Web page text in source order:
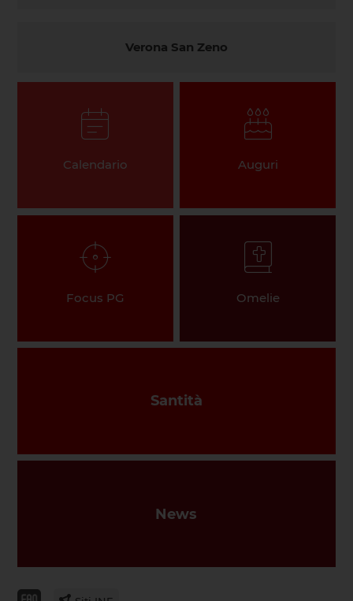
Verona San Zeno
Calendario Auguri
Focus PG Omelie
Santità
News